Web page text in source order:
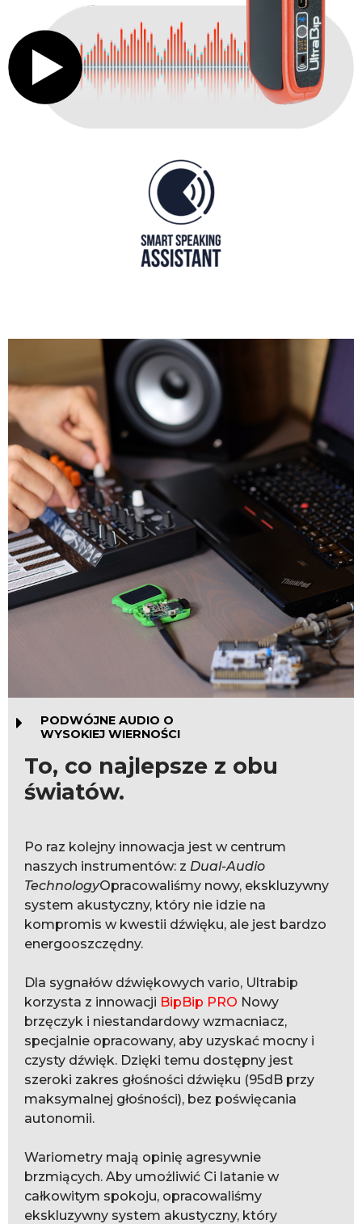
PODWÓJNE AUDIO O
WYSOKIEJ WIERNOŚCI
To, co najlepsze z obu
światów.
Po raz kolejny innowacja jest w centrum
naszych instrumentów: z Dual-Audio
TechnologyOpracowaliśmy nowy, ekskluzywny
system akustyczny, który nie idzie na
kompromis w kwestii dźwięku, ale jest bardzo
energooszczędny.
Dla sygnałów dźwiękowych vario, Ultrabip
korzysta z innowacji BipBip PRO Nowy
brzęczyk i niestandardowy wzmacniacz,
specjalnie opracowany, aby uzyskać mocny i
czysty dźwięk. Dzięki temu dostępny jest
szeroki zakres głośności dźwięku (95dB przy
maksymalnej głośności), bez poświęcania
autonomii.
Wariometry mają opinię agresywnie
brzmiących. Aby umożliwić Ci latanie w
całkowitym spokoju, opracowaliśmy
ekskluzywny system akustyczny, który